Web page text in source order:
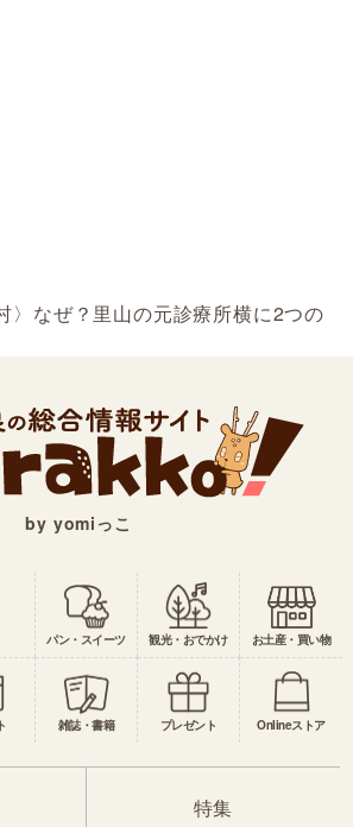
〉なぜ？里山の元診療所横に2つの
by yomiっこ
パン・スイーツ 観光・おでかけ お土産・買い物
雑誌・書籍 プレゼント Onlineストア
特集